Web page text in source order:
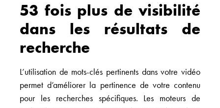
53 fois plus de visibilité
dans les résultats de
recherche
L’utilisation de mots-clés pertinents dans votre vidéo
permet d’améliorer la pertinence de votre contenu
pour les recherches spécifiques. Les moteurs de